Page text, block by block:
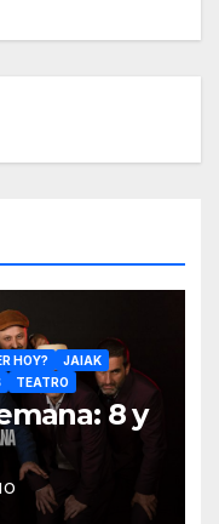
HOY?
JAIAK
TEATRO
8 y